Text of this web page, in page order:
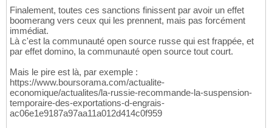
Finalement, toutes ces sanctions finissent par avoir un effet
boomerang vers ceux qui les prennent, mais pas forcément
immédiat.
Là c'est la communauté open source russe qui est frappée, et
par effet domino, la communauté open source tout court.
Mais le pire est là, par exemple :
https://www.boursorama.com/actualite-
economique/actualites/la-russie-recommande-la-suspension-
temporaire-des-exportations-d-engrais-
ac06e1e9187a97aa11a012d414c0f959